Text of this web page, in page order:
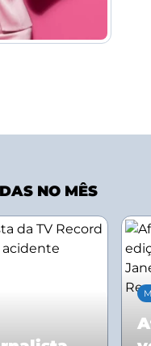
NO MÊS